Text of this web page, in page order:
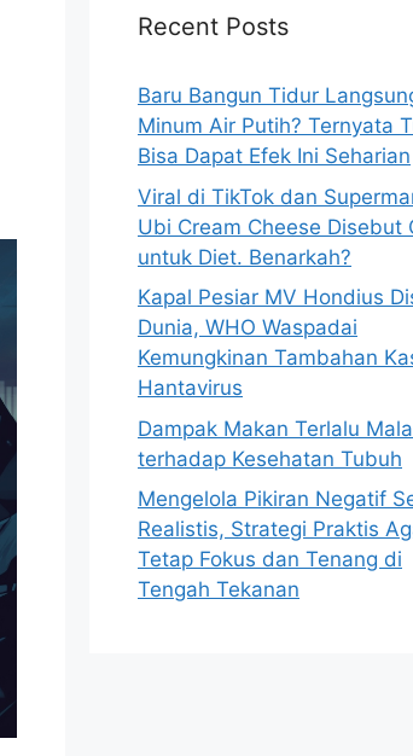
f
r
:
Recent Posts
Baru Bangun Tidur
Minum Air Putih? Ternyata
Bisa Dapat Efek Ini Seharian
Viral di TikTok dan
Ubi Cream Cheese Disebut
untuk Diet. Benarkah?
Kapal Pesiar MV Hondius
Dunia, WHO Waspadai
Kemungkinan Tambahan
Hantavirus
Dampak Makan Terlalu
terhadap Kesehatan Tubuh
Mengelola Pikiran Negatif
Realistis, Strategi Praktis
Tetap Fokus dan Tenang di
Tengah Tekanan